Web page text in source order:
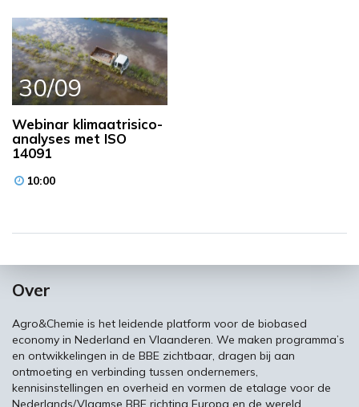
30/09
Webinar klimaatrisico-
analyses met ISO
14091
10:00
Over
Agro&Chemie is het leidende platform voor de biobased
economy in Nederland en Vlaanderen. We maken programma’s
en ontwikkelingen in de BBE zichtbaar, dragen bij aan
ontmoeting en verbinding tussen ondernemers,
kennisinstellingen en overheid en vormen de etalage voor de
Nederlands/Vlaamse BBE richting Europa en de wereld.